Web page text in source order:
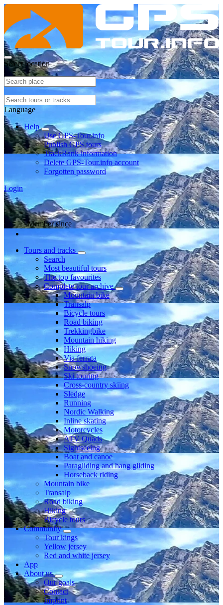
Select location
Language
Help
Use GPS-Tour.info
Publish GPS tours
TrackRank information
Delete GPS-Tour.info account
Forgotten password
Login
Member since
Tours and tracks
Search
Most beautiful tours
The top favourites
Complete tour archive
Mountain bike
Transalp
Bicycle tours
Road biking
Trekkingbike
Mountain hiking
Hiking
Via ferrata
Snowshoeing
Ski touring
Cross-country skiing
Sledge
Running
Nordic Walking
Inline skating
Motorcycles
ATV Quads
Sightseeing
Boat and canoe
Paragliding and hang gliding
Horseback riding
Mountain bike
Transalp
Road biking
Hiking
Bicycle tours
Community
Tour kings
Yellow jersey
Red and white jersey
App
About us
Our goals
Contact
Imprint